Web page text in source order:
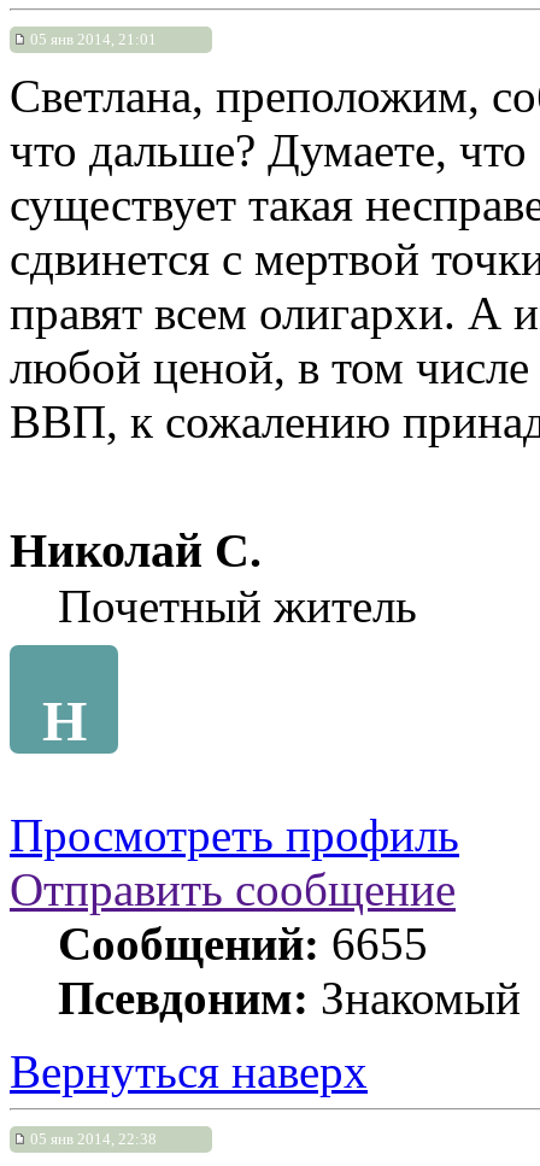
05 янв 2014, 21:01
Светлана, преположим,
что дальше? Думаете,
существует такая
сдвинется с мертвой
правят всем олигархи. А
любой ценой, в том
ВВП, к сожалению
Николай С.
Почетный житель
Н
Просмотреть профиль
Отправить сообщение
Сообщений: 6655
Псевдоним: Знакомый
Вернуться наверх
05 янв 2014, 22:38